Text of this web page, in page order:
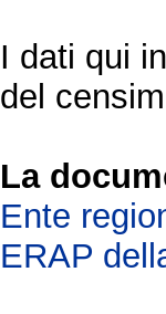
I dati qui
del
La
Ente
ERAP